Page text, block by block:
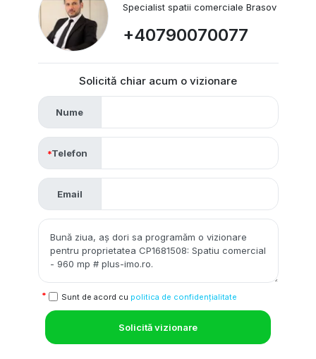
Specialist spatii comerciale Brasov
+40790070077
Solicită chiar acum o vizionare
Nume
Telefon
Email
Sunt de acord cu politica de confidențialitate
Solicită vizionare